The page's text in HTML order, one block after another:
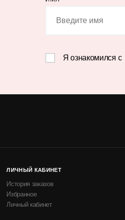
Я ознакомился с
ЛИЧНЫЙ КАБИНЕТ
История заказов
Избранное
Личный кабинет